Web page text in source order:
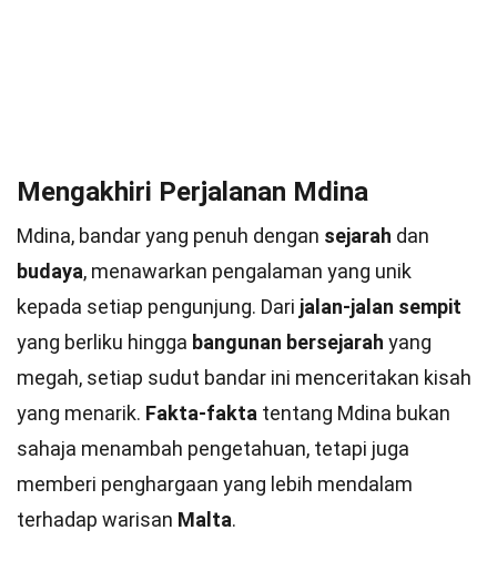
Mengakhiri Perjalanan Mdina
Mdina, bandar yang penuh dengan sejarah dan
budaya, menawarkan pengalaman yang unik
kepada setiap pengunjung. Dari jalan-jalan sempit
yang berliku hingga bangunan bersejarah yang
megah, setiap sudut bandar ini menceritakan kisah
yang menarik. Fakta-fakta tentang Mdina bukan
sahaja menambah pengetahuan, tetapi juga
memberi penghargaan yang lebih mendalam
terhadap warisan Malta.